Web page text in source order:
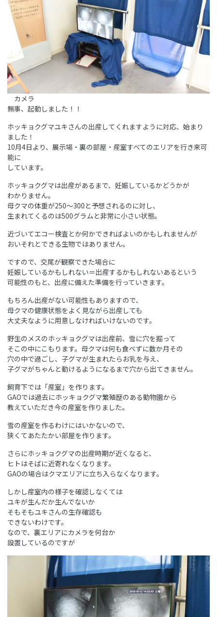
カメラ
無事、起動しました！！
ホッキョクグマユキさんの出産してくれますように対応、始まり
ました！
10月4日より、展示場・裏の部屋・産室すべてのエリアを行き来可
能に
しています。
ホッキョクグマは出産があるまで、妊娠しているかどうかが
わかりません。
母クマの体重が250～300と予想されるのに対し、
生まれてくるのは500グラムと非常に小さい状態。
近づいてエコー検査とか何かできればよいのかもしれませんが
おいそれとできる生物ではありません。
ですので、交尾が観察できた場合に
妊娠しているかもしれない＝出産するかもしれないあるという
可能性のもと、出産に備えた準備を行っていきます。
もちろん出産がない可能性もありますので、
母クマの健康状態をよく見ながら出産しても
大丈夫なように用意しなければいけないのです。
野生のメスのホッキョクグマは出産前、雪に穴を掘って
そこの中にこもります。母クマは何も食べずに数か月その
穴の中で過ごし、子グマが生まれたらお乳を与え、
子グマがちゃんと動けるようになるまで穴から出てきません。
飼育下では「産室」を作ります。
GAOでは過去にホッキョクグマ繁殖歴のある動物園から
教えていただき今の産室を作りました。
雪の産室を作るわけにはいかないので、
狭くてあたたかい部屋を作ります。
さらにホッキョクグマの出産時期が近くなると、
ヒトはそばに近寄れなくなります。
GAOの場合はクマエリアに立ち入らなくなります。
しかし産室内の様子を確認しなくては
ユキが生んだか生んでないか
そもそもユキさんの生存確認も
できないわけです。
なので、裏エリアにカメラを何台か
設置しているのですが